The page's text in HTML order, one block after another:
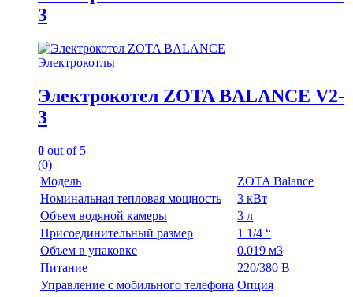
3
Электрокотлы
Электрокотел ZOTA BALANCE V2-
3
0 out of 5
(0)
Модель
ZOTA Balance
Номинальная тепловая мощность
3 кВт
Объем водяной камеры
3 л
Присоединительный размер
1 1/4 “
Объем в упаковке
0.019 м3
Питание
220/380 В
Управление с мобильного телефона Опция